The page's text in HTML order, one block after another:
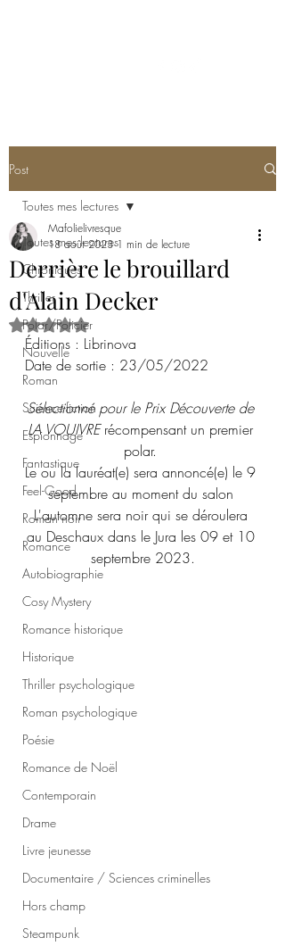
Post
Toutes mes lectures
Chroniques
Thriller
Polar/Policier
Nouvelle
Roman
Science-fiction
Espionnage
Fantastique
Feel-Good
Roman noir
Romance
Autobiographie
Cosy Mystery
Romance historique
Historique
Thriller psychologique
Roman psychologique
Poésie
Romance de Noël
Contemporain
Drame
Livre jeunesse
Documentaire / Sciences criminelles
Hors champ
Steampunk
Toutes mes lectures
Derrière le brouillard
d'Alain Decker
Mafolielivresque
18 août 2023 1 min de lecture
Noté NaN étoiles sur 5.
Éditions : Librinova
Date de sortie : 23/05/2022
Sélectionné pour le Prix Découverte de
LA VOUIVRE récompensant un premier
polar.
Le ou la lauréat(e) sera annoncé(e) le 9
septembre au moment du salon
L'automne sera noir qui se déroulera
au Deschaux dans le Jura les 09 et 10
septembre 2023.